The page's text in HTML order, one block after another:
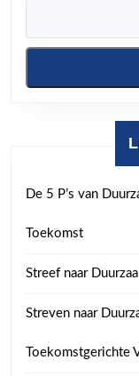
De 5 P’s van
Toekomst
Streef naar
Streven naar
Toekomstgerichte